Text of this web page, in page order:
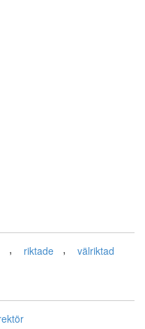
, riktade , välriktad